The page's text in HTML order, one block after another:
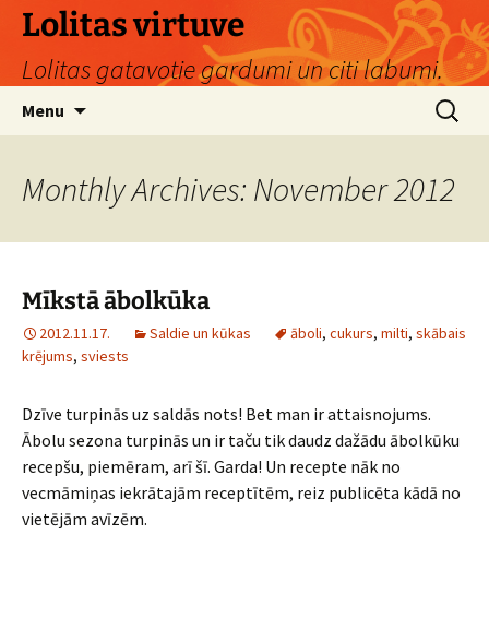
Skip
content
Lolitas virtuve
Lolitas gatavotie gardumi un citi labumi.
Menu
Search
for:
Monthly Archives: November 2012
Mīkstā ābolkūka
2012.11.17. Saldie un kūkas āboli, cukurs, milti, skābais
krējums, sviests
Dzīve turpinās uz saldās nots! Bet man ir attaisnojums.
Ābolu sezona turpinās un ir taču tik daudz dažādu ābolkūku
recepšu, piemēram, arī šī. Garda! Un recepte nāk no
vecmāmiņas iekrātajām receptītēm, reiz publicēta kādā no
vietējām avīzēm.